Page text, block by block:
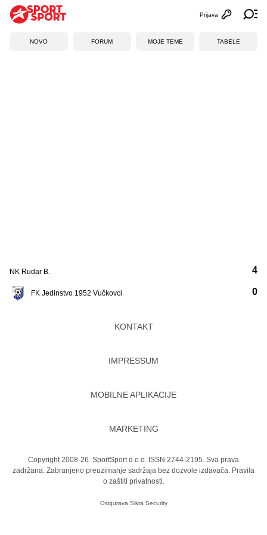
Otvori
Prijava
NOVO FORUM MOJE TEME TABELE
NK Rudar B.
FK Jedinstvo 1952 Vučkovci
4
0
KONTAKT
IMPRESSUM
MOBILNE APLIKACIJE
MARKETING
Copyright 2008-26. SportSport d.o.o. ISSN 2744-2195. Sva prava
zadržana. Zabranjeno preuzimanje sadržaja bez dozvole izdavača. Pravila
o zaštiti privatnosti.
Osigurava Sikra Security